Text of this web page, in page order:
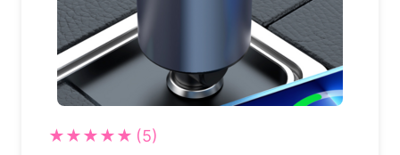
★★★★★ (5)